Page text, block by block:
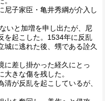
尼子家臣・亀井秀綱が介入し
いと加増を申し出たが、尼
を起こした。1534年に反乱
城に逃れた後、甥である詮久
に差し掛かった経久にとっ
きな傷を残した。
が反乱を起こしているが、